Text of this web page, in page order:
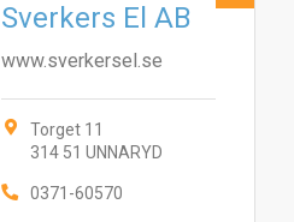
Sverkers El AB
www.sverkersel.se
Torget 11
314 51 UNNARYD
0371-60570